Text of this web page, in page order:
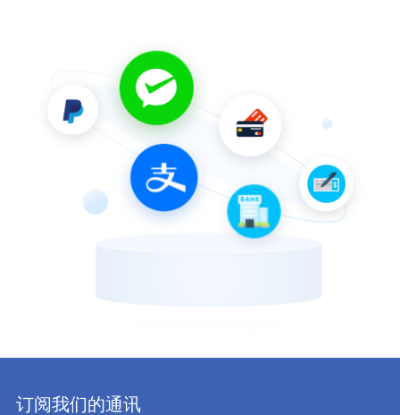
订阅我们的通讯